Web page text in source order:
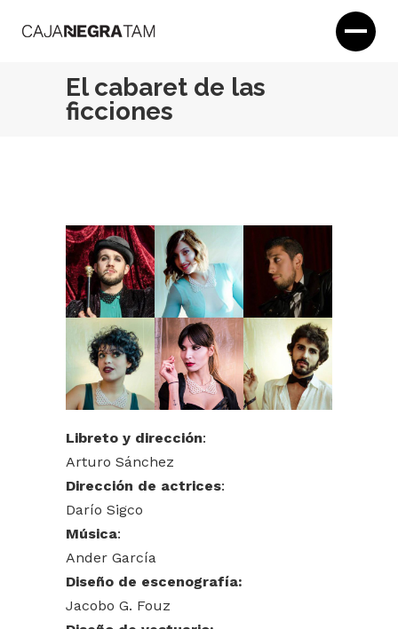
El cabaret de las
ficciones
Libreto y dirección:
Arturo Sánchez
Dirección de actrices:
Darío Sigco
Música:
Ander García
Diseño de escenografía:
Jacobo G. Fouz